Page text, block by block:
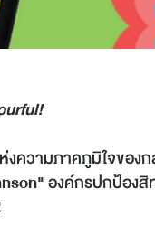
งความภาคภูมิใจขอ
องค์กรปกป้อง